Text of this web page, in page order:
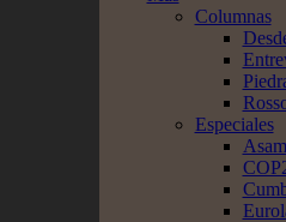
Columnas
Especiales